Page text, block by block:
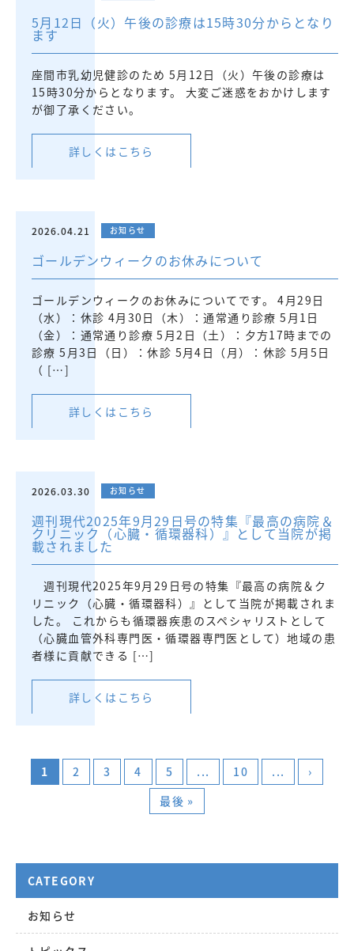
5月12日（火）午後の診療は15時30分からとなり
ます
座間市乳幼児健診のため 5月12日（火）午後の診療は
15時30分からとなります。 大変ご迷惑をおかけします
が御了承ください。
詳しくはこちら
2026.04.21 お知らせ
ゴールデンウィークのお休みについて
ゴールデンウィークのお休みについてです。 4月29日
（水）：休診 4月30日（木）：通常通り診療 5月1日
（金）：通常通り診療 5月2日（土）：夕方17時までの
診療 5月3日（日）：休診 5月4日（月）：休診 5月5日
（ […]
詳しくはこちら
2026.03.30 お知らせ
週刊現代2025年9月29日号の特集『最高の病院＆
クリニック（心臓・循環器科）』として当院が掲
載されました
週刊現代2025年9月29日号の特集『最高の病院＆ク
リニック（心臓・循環器科）』として当院が掲載されま
した。 これからも循環器疾患のスペシャリストとして
（心臓血管外科専門医・循環器専門医として）地域の患
者様に貢献できる […]
詳しくはこちら
1 2 3 4 5 ... 10 ...
›
最後 »
CATEGORY
お知らせ